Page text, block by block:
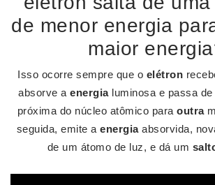
de menor energia
maior
Isso ocorre sempre que o elétron
absorve aenergialuminosa e passa de
próxima do núcleo atômico para outra
seguida, emite a energiaabsorvida,
de um átomo de luz, e dá um